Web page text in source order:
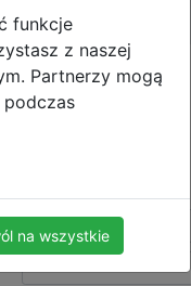
funkcje
z naszej
Partnerzy mogą
podczas
na wszystkie